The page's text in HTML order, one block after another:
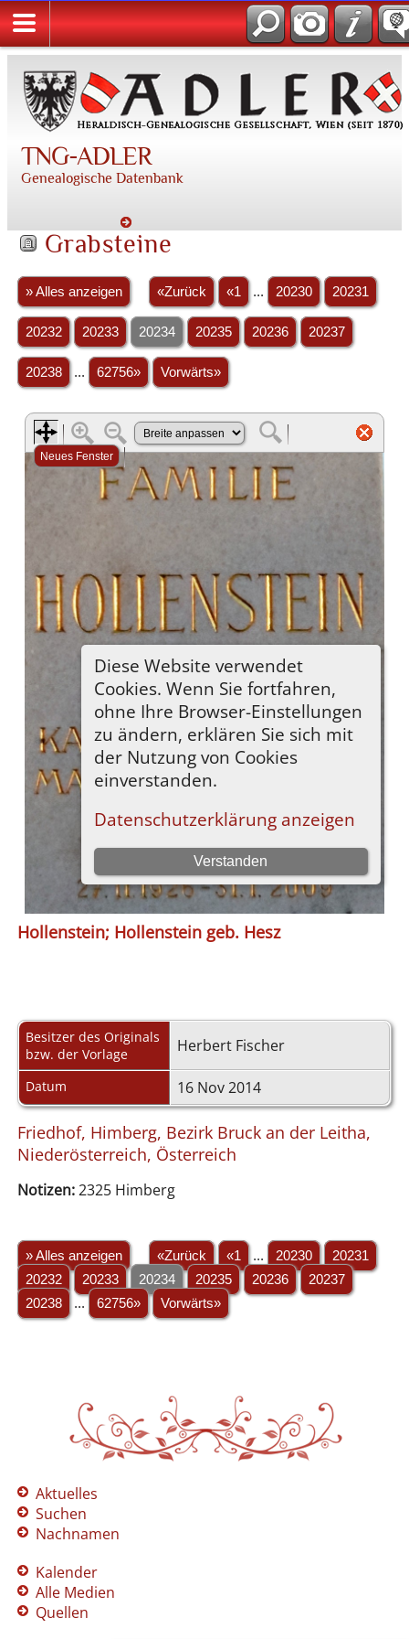
TNG-ADLER
Genealogische Datenbank
Grabsteine
» Alles anzeigen «Zurück «1 ... 20230 20231
20232 20233 20234 20235 20236 20237
20238 ... 62756» Vorwärts»
Hollenstein; Hollenstein geb. Hesz
Besitzer des Originals
bzw. der Vorlage
Herbert Fischer
Datum 16 Nov 2014
Friedhof, Himberg, Bezirk Bruck an der Leitha,
Niederösterreich, Österreich
Notizen:2325 Himberg
» Alles anzeigen «Zurück «1 ... 20230
20231
20232
20233 20234 20235 20236
20237
20238
... 62756» Vorwärts»
Aktuelles
Suchen
Nachnamen
Kalender
Alle Medien
Quellen